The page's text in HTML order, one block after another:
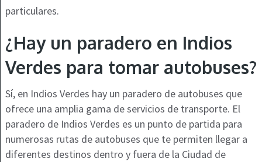
particulares.
¿Hay un paradero en Indios
Verdes para tomar autobuses?
Sí, en Indios Verdes hay un paradero de autobuses que
ofrece una amplia gama de servicios de transporte. El
paradero de Indios Verdes es un punto de partida para
numerosas rutas de autobuses que te permiten llegar a
diferentes destinos dentro y fuera de la Ciudad de